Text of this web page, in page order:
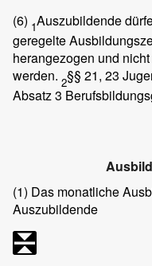
(6) 1Auszubildende
geregelte
herangezogen und
werden. 2§§ 21, 23
Absatz 3
(1) Das monatliche
Auszubildende